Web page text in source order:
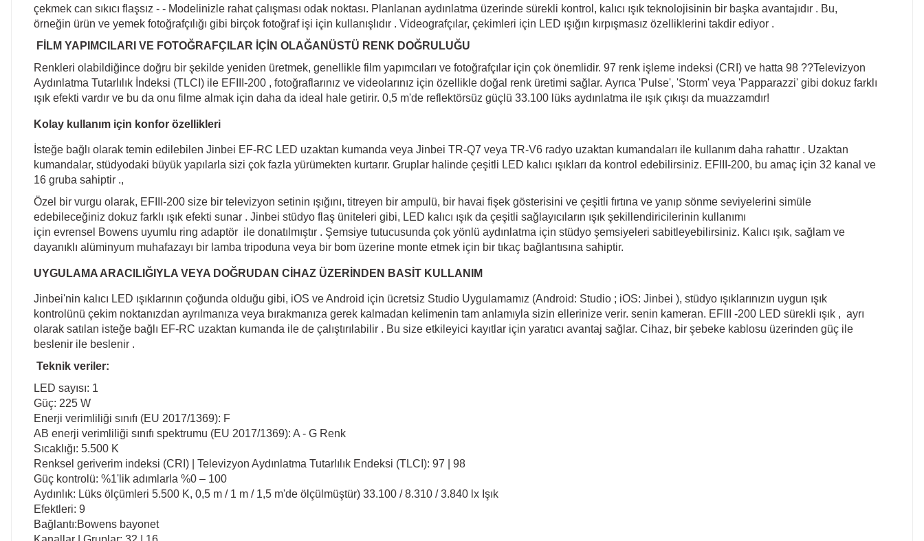
çekmek can sıkıcı flaşsız - - Modelinizle rahat çalışması odak noktası. Planlanan aydınlatma üzerinde sürekli kontrol, kalıcı ışık teknolojisinin bir başka avantajıdır . Bu,
örneğin ürün ve yemek fotoğrafçılığı gibi birçok fotoğraf işi için kullanışlıdır . Videografçılar, çekimleri için LED ışığın kırpışmasız özelliklerini takdir ediyor .
FİLM YAPIMCILARI VE FOTOĞRAFÇILAR İÇİN OLAĞANÜSTÜ RENK DOĞRULUĞU
Renkleri olabildiğince doğru bir şekilde yeniden üretmek, genellikle film yapımcıları ve fotoğrafçılar için çok önemlidir. 97 renk işleme indeksi (CRI) ve hatta 98 ??Televizyon
Aydınlatma Tutarlılık İndeksi (TLCI) ile EFIII-200 , fotoğraflarınız ve videolarınız için özellikle doğal renk üretimi sağlar. Ayrıca 'Pulse', 'Storm' veya 'Papparazzi' gibi dokuz farklı
ışık efekti vardır ve bu da onu filme almak için daha da ideal hale getirir. 0,5 m'de reflektörsüz güçlü 33.100 lüks aydınlatma ile ışık çıkışı da muazzamdır!
Kolay kullanım için konfor özellikleri
İsteğe bağlı olarak temin edilebilen Jinbei EF-RC LED uzaktan kumanda veya Jinbei TR-Q7 veya TR-V6 radyo uzaktan kumandaları ile kullanım daha rahattır . Uzaktan
kumandalar, stüdyodaki büyük yapılarla sizi çok fazla yürümekten kurtarır. Gruplar halinde çeşitli LED kalıcı ışıkları da kontrol edebilirsiniz. EFIII-200, bu amaç için 32 kanal ve
16 gruba sahiptir .,
Özel bir vurgu olarak, EFIII-200 size bir televizyon setinin ışığını, titreyen bir ampulü, bir havai fişek gösterisini ve çeşitli fırtına ve yanıp sönme seviyelerini simüle
edebileceğiniz dokuz farklı ışık efekti sunar . Jinbei stüdyo flaş üniteleri gibi, LED kalıcı ışık da çeşitli sağlayıcıların ışık şekillendiricilerinin kullanımı
için evrensel Bowens uyumlu ring adaptör ile donatılmıştır . Şemsiye tutucusunda çok yönlü aydınlatma için stüdyo şemsiyeleri sabitleyebilirsiniz. Kalıcı ışık, sağlam ve
dayanıklı alüminyum muhafazayı bir lamba tripoduna veya bir bom üzerine monte etmek için bir tıkaç bağlantısına sahiptir.
UYGULAMA ARACILIĞIYLA VEYA DOĞRUDAN CİHAZ ÜZERİNDEN BASİT KULLANIM
Jinbei'nin kalıcı LED ışıklarının çoğunda olduğu gibi, iOS ve Android için ücretsiz Studio Uygulamamız (Android: Studio ; iOS: Jinbei ), stüdyo ışıklarınızın uygun ışık
kontrolünü çekim noktanızdan ayrılmanıza veya bırakmanıza gerek kalmadan kelimenin tam anlamıyla sizin ellerinize verir. senin kameran. EFIII -200 LED sürekli ışık , ayrı
olarak satılan isteğe bağlı EF-RC uzaktan kumanda ile de çalıştırılabilir . Bu size etkileyici kayıtlar için yaratıcı avantaj sağlar. Cihaz, bir şebeke kablosu üzerinden güç ile
beslenir ile beslenir .
Teknik veriler:
LED sayısı: 1
Güç: 225 W
Enerji verimliliği sınıfı (EU 2017/1369): F
AB enerji verimliliği sınıfı spektrumu (EU 2017/1369): A - G Renk
Sıcaklığı: 5.500 K
Renksel geriverim indeksi (CRI) | Televizyon Aydınlatma Tutarlılık Endeksi (TLCI): 97 | 98
Güç kontrolü: %1'lik adımlarla %0 – 100
Aydınlık: Lüks ölçümleri 5.500 K, 0,5 m / 1 m / 1,5 m'de ölçülmüştür) 33.100 / 8.310 / 3.840 lx Işık
Efektleri: 9
Bağlantı:Bowens bayonet